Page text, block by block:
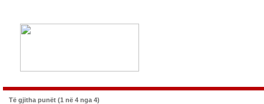
Të gjitha punët (1 në 4 nga 4)